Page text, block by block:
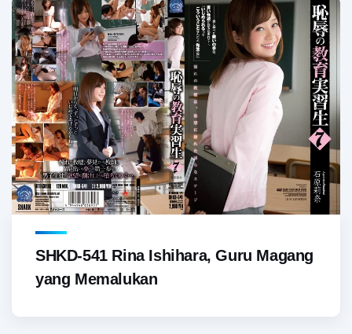
SHKD-541 Rina Ishihara, Guru Magang
yang Memalukan